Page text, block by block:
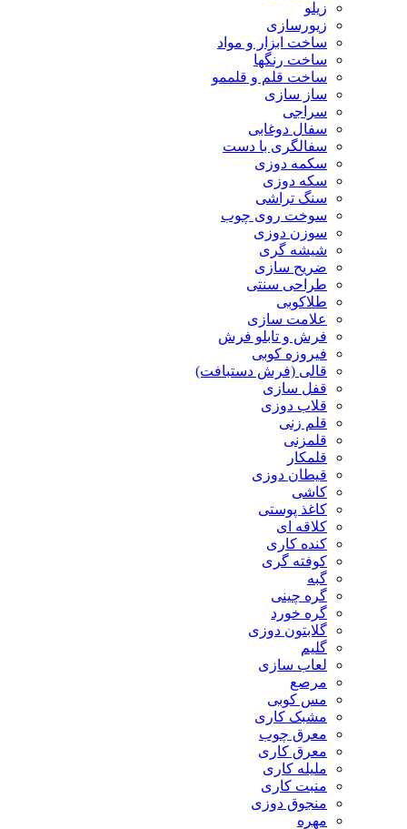
زیورسازی
ساخت ابزار و مواد
ساخت رنگها
ساخت قلم و قلممو
ساز سازی
سراجی
سفال دوغابی
سفالگری با دست
سکمه دوزی
سکه دوزی
سنگ تراشی
سوخت روی چوب
سوزن دوزی
شیشه گری
ضریح سازی
طراحی سنتی
طلاکوبی
علامت سازی
فرش و تابلو فرش
فیروزه کوبی
قالی (فرش دستبافت)
قفل سازی
قلاب دوزی
قلم زنی
قلمزنی
قیطان دوزی
کاغذ پوستی
کلاقه ای
کنده کاری
کوفته گری
گره چینی
گره خورد
گلابتون دوزی
لعاب سازی
مس کوبی
مشبک کاری
معرق چوب
معرق کاری
مليله کاری
منبت کاری
منجوق دوزی